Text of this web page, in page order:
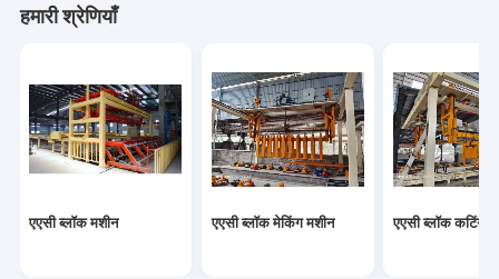
हमारी श्रेणियाँ
एएसी ब्लॉक मशीन एएसी ब्लॉक मेकिंग मशीन एएसी ब्लॉक कटिंग